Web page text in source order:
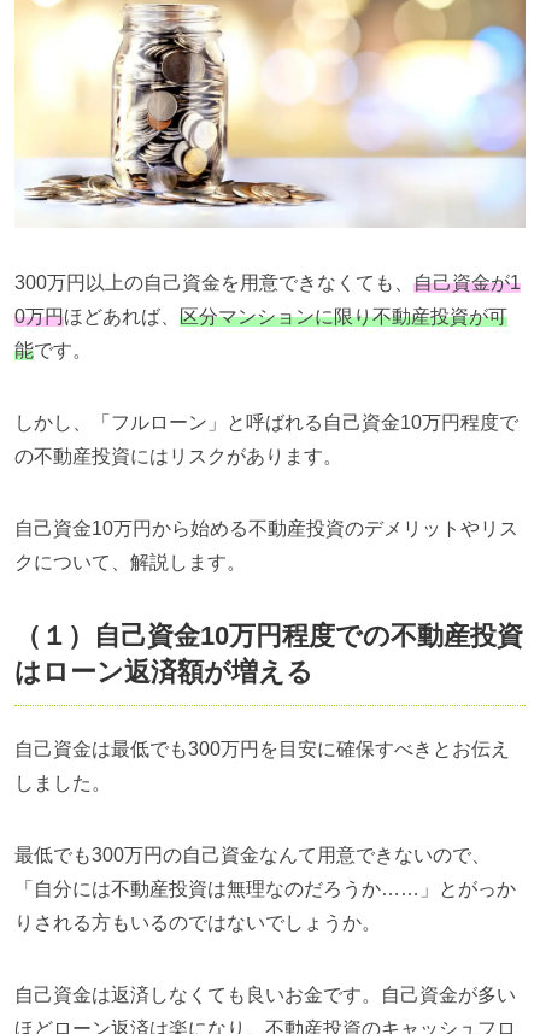
300万円以上の自己資金を用意できなくても、 自己資金が1
0万円ほどあれば、 区分マンションに限り不動産投資が可
能です。
しかし、「フルローン」と呼ばれる自己資金10万円程度で
の不動産投資にはリスクがあります。
自己資金10万円から始める不動産投資のデメリットやリス
クについて、解説します。
（１）自己資金10万円程度での不動産投資
はローン返済額が増える
自己資金は最低でも300万円を目安に確保すべきとお伝え
しました。
最低でも300万円の自己資金なんて用意できないので、
「自分には不動産投資は無理なのだろうか……」とがっか
りされる方もいるのではないでしょうか。
自己資金は返済しなくても良いお金です。自己資金が多い
ほどローン返済は楽になり、不動産投資のキャッシュフロ